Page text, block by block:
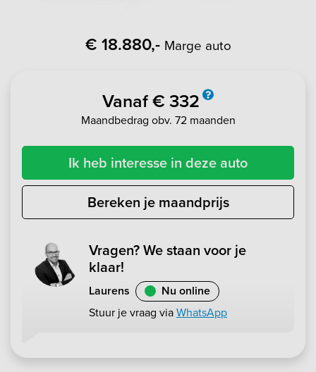
€ 18.880,- Marge auto
Vanaf € 332
Maandbedrag obv. 72 maanden
Ik heb interesse in deze auto
Bereken je maandprijs
Vragen? We staan voor je
klaar!
Laurens
Nu online
Stuur je vraag viaWhatsApp